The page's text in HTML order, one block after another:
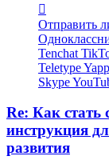
Михаил
Молчанов
Отправить
Tenchat
Teletype
Skype
Re: Как стать
инструкция
развития